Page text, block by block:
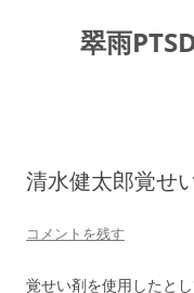
翠雨
清水健太郎覚せ
コメントを残す
覚せい剤を使用したと